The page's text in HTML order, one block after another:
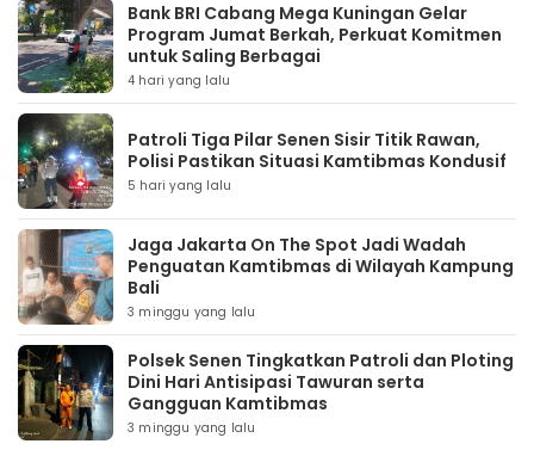
Bank BRI Cabang Mega Kuningan Gelar
Program Jumat Berkah, Perkuat Komitmen
untuk Saling Berbagai
4 hari yang lalu
Patroli Tiga Pilar Senen Sisir Titik Rawan,
Polisi Pastikan Situasi Kamtibmas Kondusif
5 hari yang lalu
Jaga Jakarta On The Spot Jadi Wadah
Penguatan Kamtibmas di Wilayah Kampung
Bali
3 minggu yang lalu
Polsek Senen Tingkatkan Patroli dan Ploting
Dini Hari Antisipasi Tawuran serta
Gangguan Kamtibmas
3 minggu yang lalu